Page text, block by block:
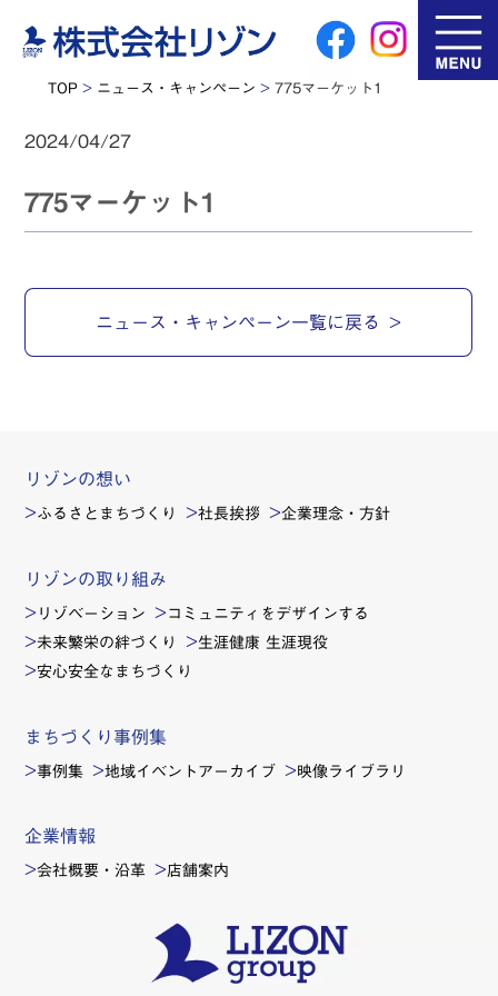
TOP > ニュース・キャンペーン >775マーケット1
2024/04/27
775マーケット1
ニュース・キャンペーン一覧に戻る
リゾンの想い
ふるさとまちづくり 社長挨拶 企業理念・方針
リゾンの取り組み
リゾベーション コミュニティをデザインする
未来繁栄の絆づくり 生涯健康 生涯現役
安心安全なまちづくり
まちづくり事例集
事例集 地域イベントアーカイブ 映像ライブラリ
企業情報
会社概要・沿革 店舗案内